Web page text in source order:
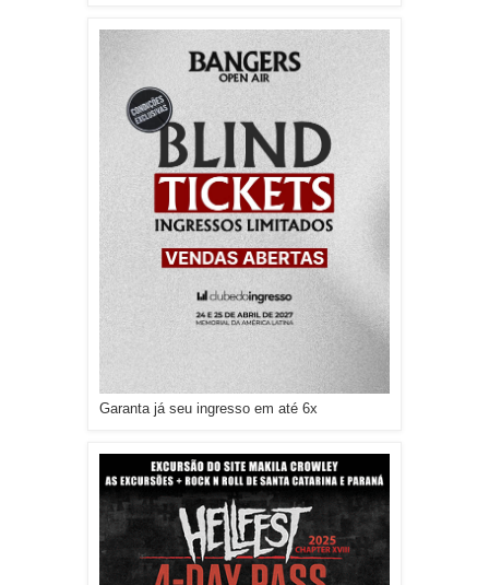
Garanta já seu ingresso em até 6x